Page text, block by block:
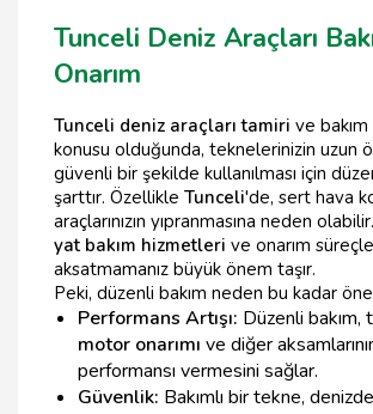
Tunceli Deniz Araçları
Onarım
Tunceli deniz araçları tamiri ve
konusu olduğunda, teknelerinizin uzun
güvenli bir şekilde kullanılması için
şarttır. Özellikle Tunceli'de, sert hava
araçlarınızın yıpranmasına neden
yat bakım hizmetleri ve onarım
aksatmamanız büyük önem taşır.
Peki, düzenli bakım neden bu kadar
Performans Artışı: Düzenli bakım,
motor onarımı ve diğer
performansı vermesini sağlar.
Güvenlik: Bakımlı bir tekne,